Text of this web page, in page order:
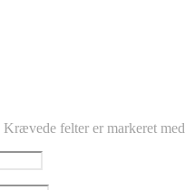
Krævede felter er markeret med